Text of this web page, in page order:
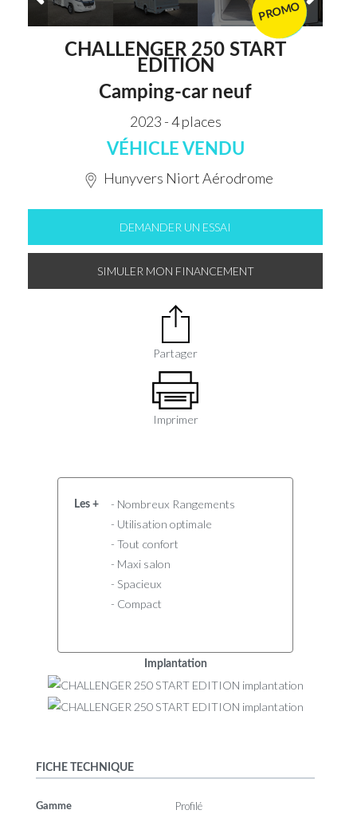
VENDU
PROMO
CHALLENGER 250 START
EDITION
Camping-car neuf
2023 - 4 places
VÉHICLE VENDU
Hunyvers Niort Aérodrome
DEMANDER UN ESSAI
SIMULER MON FINANCEMENT
Partager
Imprimer
Les +
- Nombreux Rangements
- Utilisation optimale
- Tout confort
- Maxi salon
- Spacieux
- Compact
Implantation
FICHE TECHNIQUE
Gamme Profilé